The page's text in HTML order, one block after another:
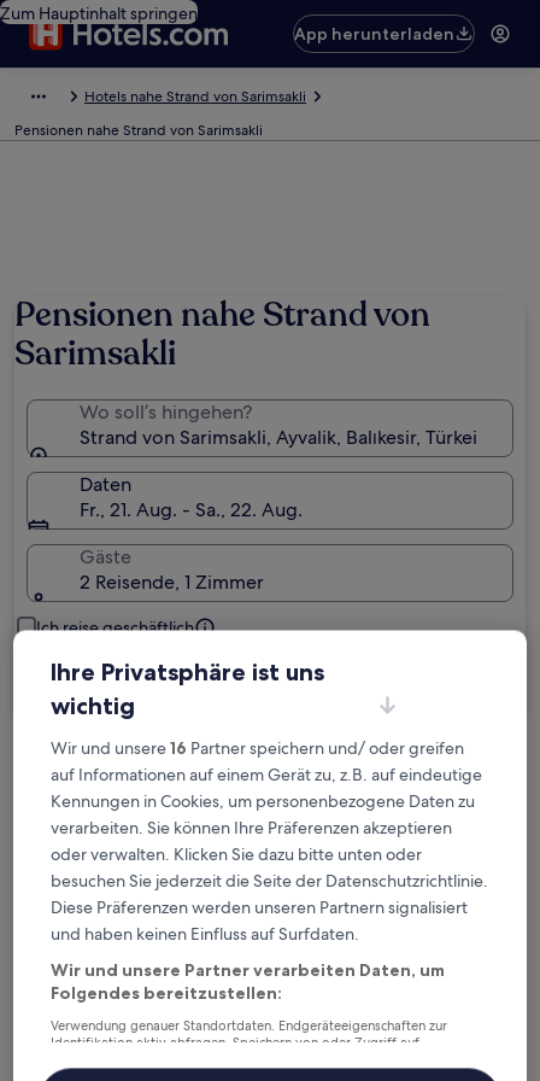
Zum Hauptinhalt springen
App herunterladen
Hotels nahe Strand von Sarimsakli
Pensionen nahe Strand von Sarimsakli
Pensionen nahe Strand von
Sarimsakli
Wo soll’s hingehen?
Strand von Sarimsakli, Ayvalik, Balıkesir, Türkei
Daten
Fr., 21. Aug. - Sa., 22. Aug.
Gäste
2 Reisende, 1 Zimmer
Ich reise geschäftlich
Suchen
Kostenlose Stornierung bei
Planänderungen
Verdiene Prämien für jede
wahrgenommene Übernachtung
Mehr sparen mit Preisen für Mitglieder
Ihre Privatsphäre ist uns
wichtig
Wir und unsere16 Partner speichern und/ oder greifen
auf Informationen auf einem Gerät zu, z.B. auf eindeutige
Kennungen in Cookies, um personenbezogene Daten zu
verarbeiten. Sie können Ihre Präferenzen akzeptieren
oder verwalten. Klicken Sie dazu bitte unten oder
besuchen Sie jederzeit die Seite der Datenschutzrichtlinie.
Diese Präferenzen werden unseren Partnern signalisiert
und haben keinen Einfluss auf Surfdaten.
Wir und unsere Partner verarbeiten Daten, um
Folgendes bereitzustellen:
Verwendung genauer Standortdaten. Endgeräteeigenschaften zur
Identifikation aktiv abfragen. Speichern von oder Zugriff auf
Inhalte, Messung von Werbeleistung und der Performance von Inhalten,